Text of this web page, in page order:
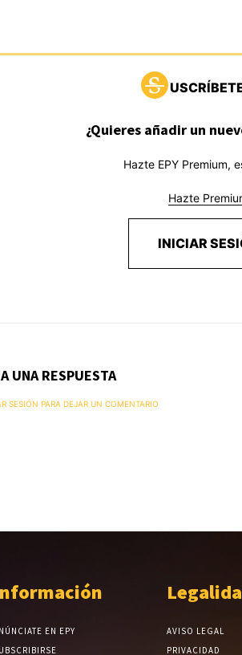
¿Quieres añadir un
Hazte EPY Premium,
Hazte
INICIAR
UNA RESPUESTA
SESIÓN PARA DEJAR UN COMENTARIO
EN EPY
AVISO LEGAL
PRIVACIDAD